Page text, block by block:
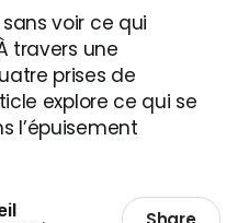
voir ce qui
travers une
prises de
explore ce qui se
l’épuisement